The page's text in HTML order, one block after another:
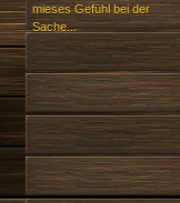
mieses Gefühl bei der
Sache...